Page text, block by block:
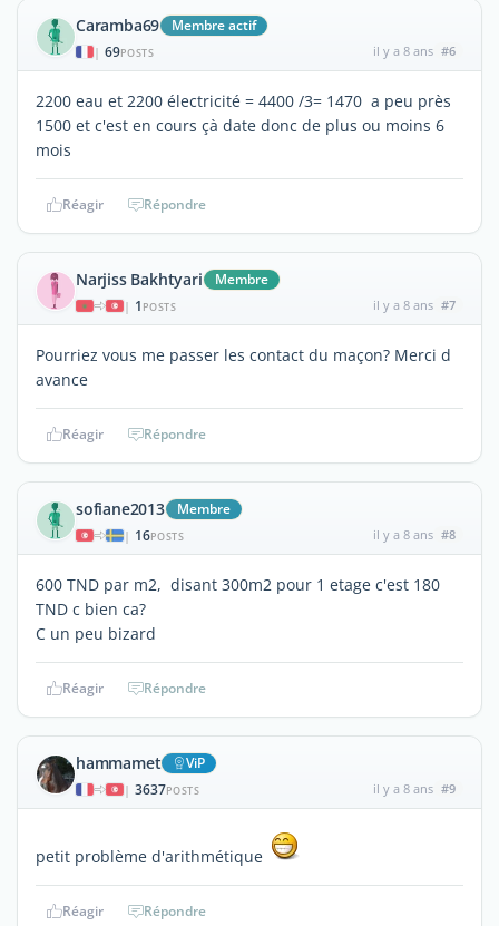
Caramba69 Membre actif
| 69POSTS il y a 8 ans #6
2200 eau et 2200 électricité = 4400 /3= 1470 a peu près
1500 et c'est en cours çà date donc de plus ou moins 6
mois
Réagir Répondre
Narjiss Bakhtyari Membre
| 1 POSTS il y a 8 ans #7
Pourriez vous me passer les contact du maçon? Merci d
avance
Réagir Répondre
sofiane2013 Membre
| 16POSTS il y a 8 ans #8
600 TND par m2, disant 300m2 pour 1 etage c'est 180
TND c bien ca?
C un peu bizard
Réagir Répondre
hammamet ViP
| 3637POSTS il y a 8 ans #9
petit problème d'arithmétique
Réagir Répondre